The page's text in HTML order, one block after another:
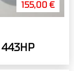
155,00 €
443HP